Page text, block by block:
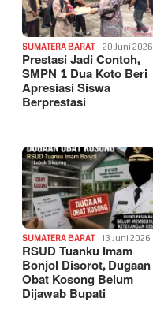
SUMATERA BARAT 20 Juni 2026
Prestasi Jadi Contoh,
SMPN 1 Dua Koto Beri
Apresiasi Siswa
Berprestasi
SUMATERA BARAT 13 Juni 2026
RSUD Tuanku Imam
Bonjol Disorot, Dugaan
Obat Kosong Belum
Dijawab Bupati